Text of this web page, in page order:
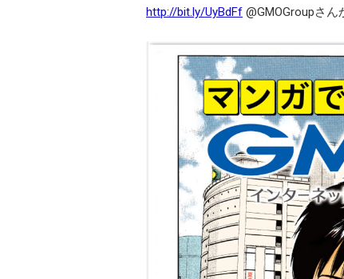
http://bit.ly/UyBdFf @GMOGroupさん